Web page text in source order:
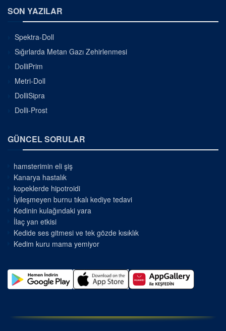
SON YAZILAR
Spektra-Doll
Sığırlarda Metan Gazı Zehirlenmesi
DolliPrim
Metri-Doll
DolliSipra
Dolli-Prost
GÜNCEL SORULAR
hamsterimin eli şiş
Kanarya hastalık
kopeklerde hipotroidi
İyileşmeyen burnu tıkalı kediye tedavi
Kedinin kulağındaki yara
İlaç yan etkisi
Kedide ses gitmesi ve tek gözde kısıklık
Kedim kuru mama yemiyor